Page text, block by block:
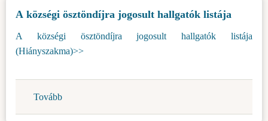
-
Energiahatékonyság)
А községi ösztöndíjra jogosult hallgatók listája
A községi ösztöndíjra jogosult hallgatók listája
(Hiányszakma)>>
Tovább
községi